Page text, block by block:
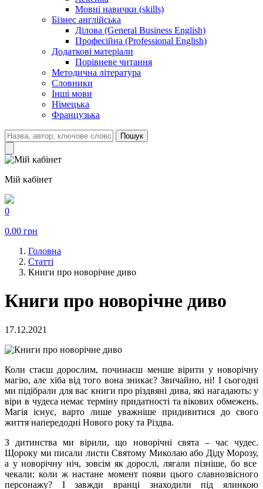
Мовні навички (skills)
Бізнес англійська
Ділова (General Business English)
Професійна (Professional English)
Додаткові матеріали
Порівневе читання
Методична література
Словники
Інші мови
Німецька
Французька
Пошук
Мій кабінет
0
0.00 грн
Головна
Статті
Книги про новорічне диво
Книги про новорічне диво
17.12.2021
Коли стаєш дорослим,починаєш менше вірити уноворічну
магію, але хіба від того вона зникає? Звичайно, ні! І сьогодні
ми підібрали для вас книги проріздвяні дива, які нагадають: у
віри в чудеса немає терміну придатності та вікових обмежень.
Магія існує, варто лише уважніше придивитися до свого
життя напередодні Нового року та Різдва.
З дитинства ми вірили, що новорічні свята – час чудес.
Щороку ми писали листи Святому Миколаю або ДідуМорозу,
а у новорічну ніч, зовсім як дорослі, лягали пізніше, бо все
чекали: коли ж настане момент появи цього славнозвісного
персонажу? І завжди вранці знаходили під ялинкою